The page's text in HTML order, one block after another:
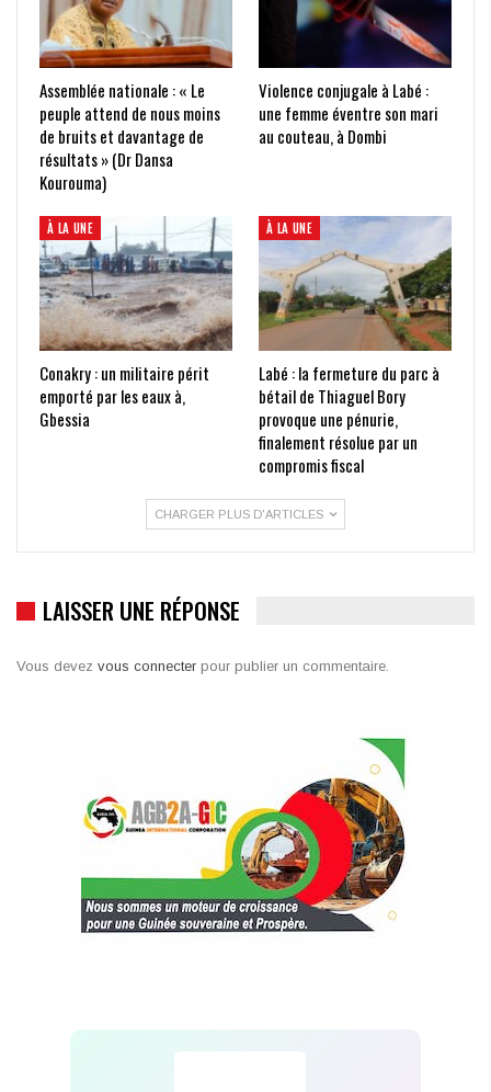
Assemblée nationale : « Le
peuple attend de nous moins
de bruits et davantage de
résultats » (Dr Dansa
Kourouma)
Violence conjugale à Labé :
une femme éventre son mari
au couteau, à Dombi
À LA UNE
Conakry : un militaire périt
emporté par les eaux à,
Gbessia
À LA UNE
Labé : la fermeture du parc à
bétail de Thiaguel Bory
provoque une pénurie,
finalement résolue par un
compromis fiscal
CHARGER PLUS D'ARTICLES
LAISSER UNE RÉPONSE
Vous devez vous connecter pour publier un commentaire.